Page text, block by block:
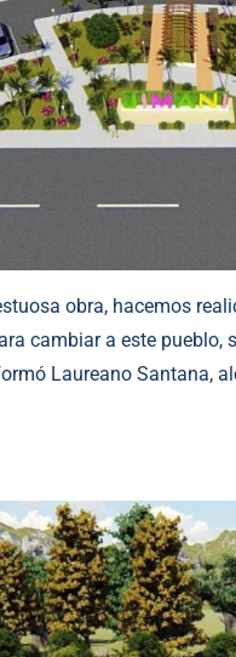
obra, hacemos
cambiar a este
Laureano Santana,